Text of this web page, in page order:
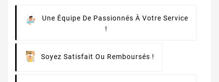
Une Équipe De Passionnés À Votre Service
!
Soyez Satisfait Ou Remboursés !